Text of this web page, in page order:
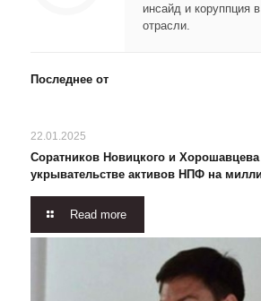
инсайд и коруппция
отрасли.
Последнее от
22.01.2025
Соратников Новицкого и
укрывательстве активов НПФ на
Read more